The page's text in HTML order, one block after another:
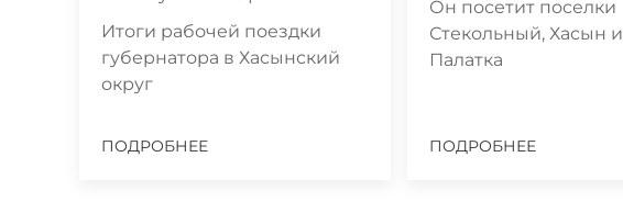
Итоги рабочей поездки
губернатора в Хасынский
округ
ПОДРОБНЕЕ
Он посетит поселки
Стекольный, Хасын и
Палатка
ПОДРОБНЕЕ